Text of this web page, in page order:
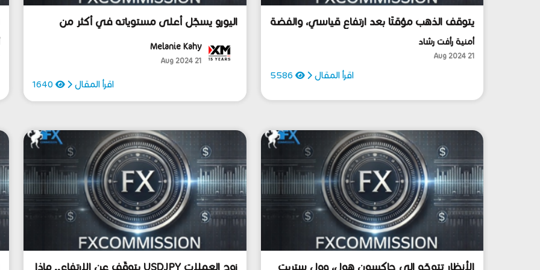
يتوقف الذهب مؤقتًا بعد ارتفاع قياسي، والفضة
تبدو صعودية، والأعين على محضر الفيدرالي
الليلة!
أمنية رأفت رشاد
21 Aug 2024
اقرأ المقال
اليورو يسجّل أعلى مستوياته في أكثر من
Melanie Kahy
21 Aug 2024
اقرأ المقال 1640
الأنظار تتوجّه إلى جاكسون هول، وول ستريت
زوج العملات USDJPY يتوقّف عن الارتفاع.. ماذا